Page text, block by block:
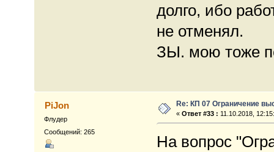
долго, ибо
не отменял.
ЗЫ. мою тоже
PiJon
Флудер
Сообщений: 265
Re: КП 07 Ограничение
«Ответ #33 : 11.10.2018,
На вопрос